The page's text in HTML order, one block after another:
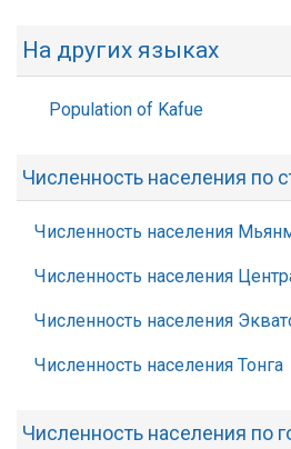
На других языках
Population of Kafue
Численность населения по
Численность населения
Численность населения
Численность населения
Численность населения Тонга
Численность населения по